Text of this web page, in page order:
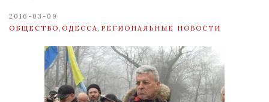
2016-03-09
ОБЩЕСТВО ОДЕССА РЕГИОНАЛЬНЫЕ НОВОСТИ